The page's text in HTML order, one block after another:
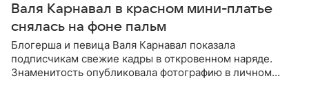
Валя Карнавал в красном мини-платье
снялась на фоне пальм
Блогерша и певица Валя Карнавал показала
подписчикам свежие кадры в откровенном наряде.
Знаменитость опубликовала фотографию в личном